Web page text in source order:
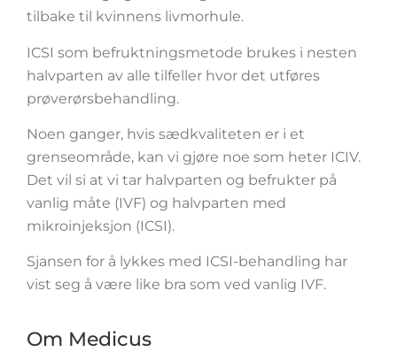
tilbake til kvinnens livmorhule.
ICSI som befruktningsmetode brukes i nesten
halvparten av alle tilfeller hvor det utføres
prøverørsbehandling.
Noen ganger, hvis sædkvaliteten er i et
grenseområde, kan vi gjøre noe som heter ICIV.
Det vil si at vi tar halvparten og befrukter på
vanlig måte (IVF) og halvparten med
mikroinjeksjon (ICSI).
Sjansen for å lykkes med ICSI-behandling har
vist seg å være like bra som ved vanlig IVF.
Om Medicus